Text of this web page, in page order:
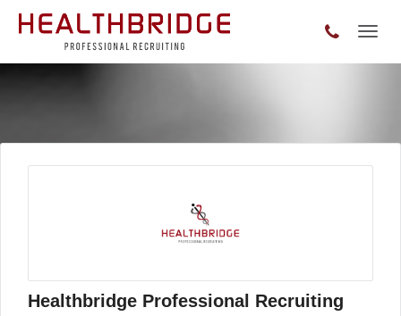
Healthbridge Professional Recruiting